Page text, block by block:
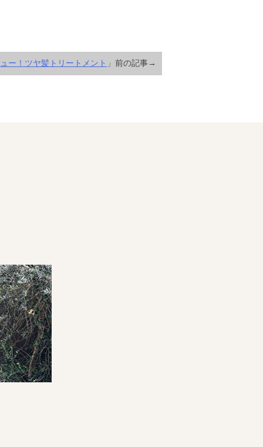
ー！ツヤ髪トリートメント 」前の記事→